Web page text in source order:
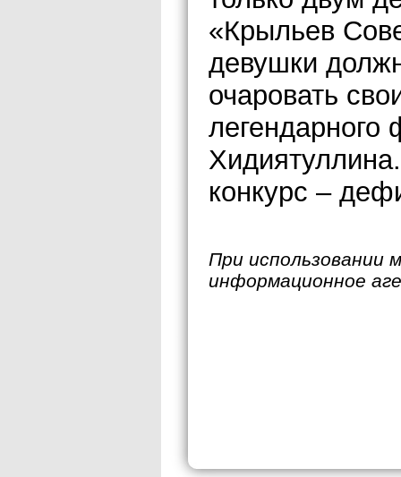
«Крыльев
девушки
очаровать
легендарного
конкурс –
При использовании
информационное